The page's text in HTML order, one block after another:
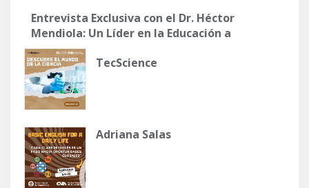
Entrevista Exclusiva con el Dr. Héctor
Mendiola: Un Líder en la Educación a
Distancia para Latinos en Utah
TecScience
Adriana Salas